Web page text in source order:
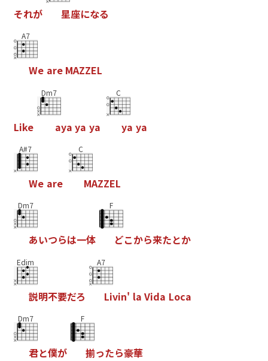
それが 星座になる
A7
We are MAZZEL
Like
Dm7
aya ya ya
C
ya ya
A#7
We are
C
MAZZEL
Dm7
あいつらは一体
F
どこから来たとか
Edim
説明不要だろ
A7
Livin' la Vida Loca
Dm7
君と僕が
F
揃ったら豪華